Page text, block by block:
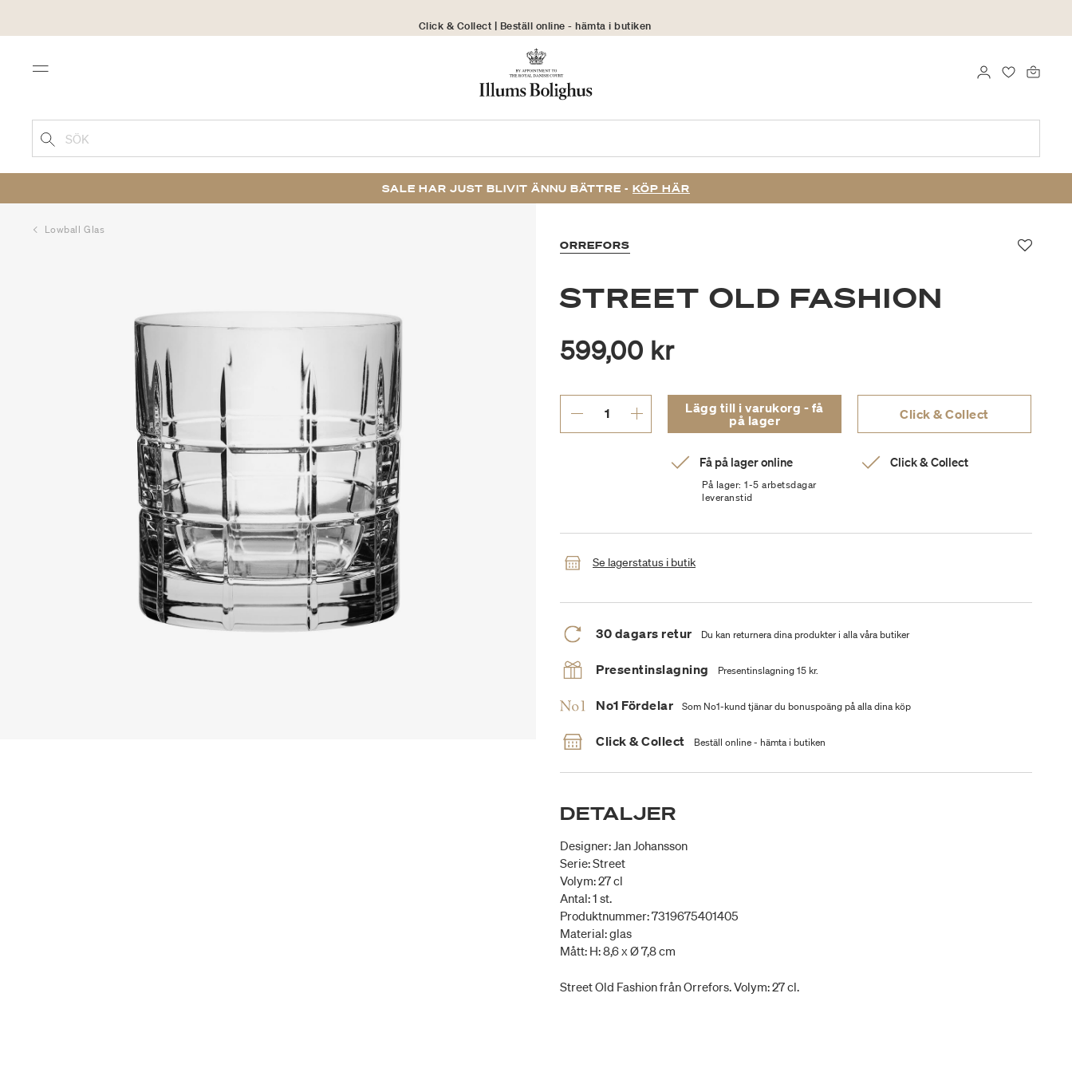
30 dagars returrätt
Menu FAVORITER
LOGGA IN
SÖK
SALE HAR JUST BLIVIT ÄNNU BÄTTRE - KÖP HÄR
Lowball Glas
ORREFORS
STREET OLD FASHION
599,00 kr
Lägg till i varukorg - få
på lager
Click & Collect
Få på lager online
På lager: 1-5 arbetsdagar
leveranstid
Click & Collect
Se lagerstatus i butik
30 dagars retur Du kan returnera dina produkter i alla våra butiker
Presentinslagning Presentinslagning 15 kr.
No1 Fördelar Som No1-kund tjänar du bonuspoäng på alla dina köp
Click & Collect Beställ online - hämta i butiken
DETALJER
Designer: Jan Johansson
Serie: Street
Volym: 27 cl
Antal: 1 st.
Produktnummer: 7319675401405
Material: glas
Mått: H: 8,6 x Ø 7,8 cm
Street Old Fashion från Orrefors. Volym: 27 cl.